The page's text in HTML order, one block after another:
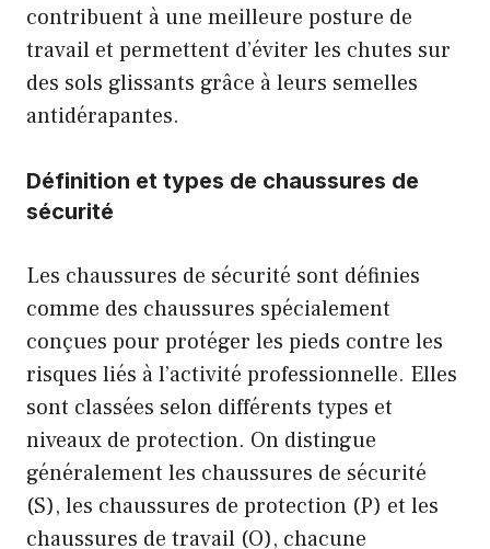
contribuent à une meilleure posture de
travail et permettent d’éviter les chutes sur
des sols glissants grâce à leurs semelles
antidérapantes.
Définition et types de chaussures de
sécurité
Les chaussures de sécurité sont définies
comme des chaussures spécialement
conçues pour protéger les pieds contre les
risques liés à l’activité professionnelle. Elles
sont classées selon différents types et
niveaux de protection. On distingue
généralement les chaussures de sécurité
(S), les chaussures de protection (P) et les
chaussures de travail (O), chacune